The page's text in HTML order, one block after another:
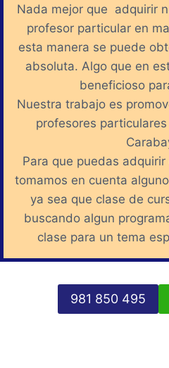
Nada mejor que adquirir
profesor particular en
esta manera se puede
absoluta. Algo que en
beneficioso
Nuestra trabajo es
profesores
Para que puedas
tomamos en cuenta
ya sea que clase de
buscando algun
clase para un tema
981 850 495